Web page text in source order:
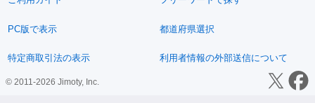
PC版で表示 都道府県選択
特定商取引法の表示 利用者情報の外部送信について
© 2011-2026 Jimoty, Inc.